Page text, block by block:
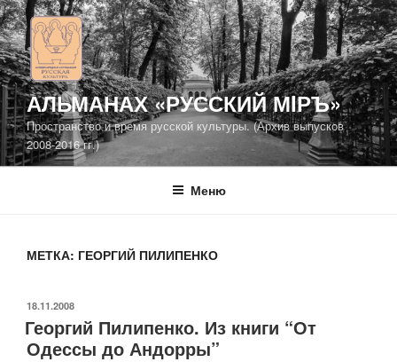
Перейти
к
содержимому
АЛЬМАНАХ «РУССКИЙ МIРЪ»
Пространство и время русской культуры. (Архив выпусков
2008-2016 гг.)
Меню
МЕТКА: ГЕОРГИЙ ПИЛИПЕНКО
ОПУБЛИКОВАНО
18.11.2008
Георгий Пилипенко. Из книги “От
Одессы до Андорры”